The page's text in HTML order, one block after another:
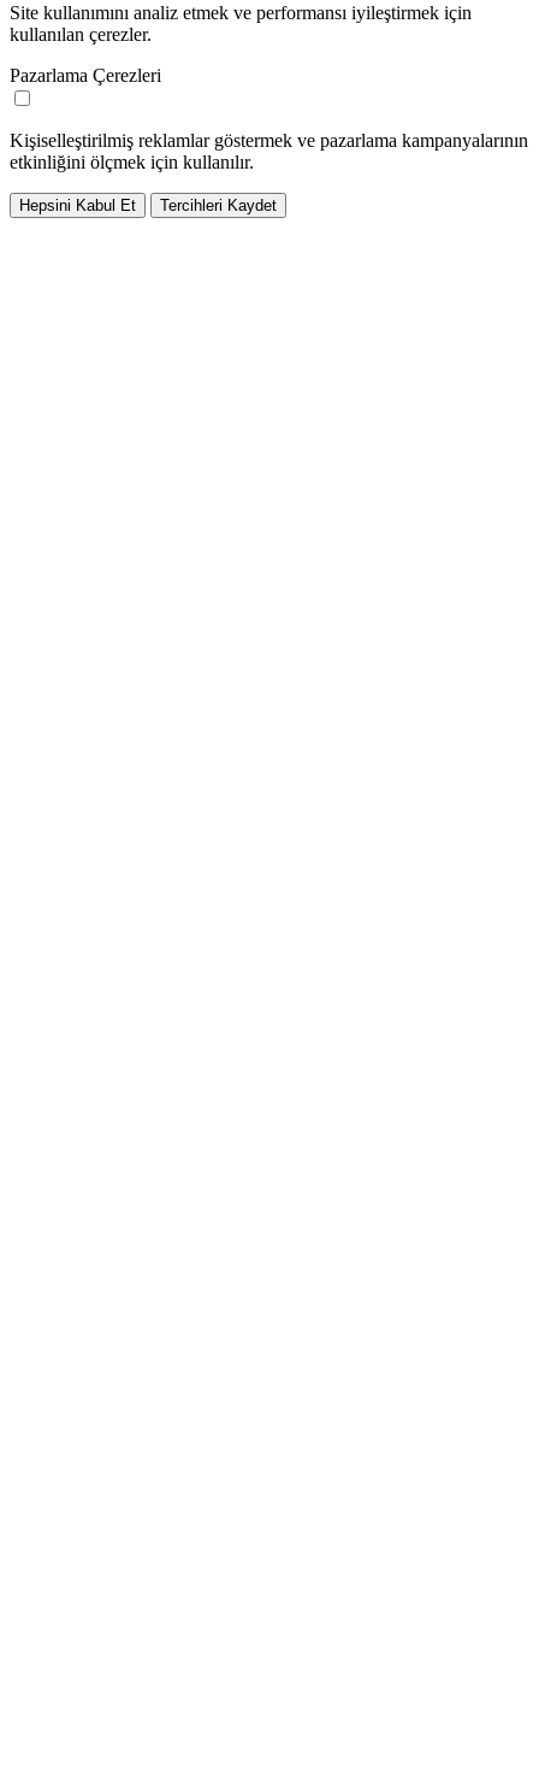
Site kullanımını analiz etmek ve performansı iyileştirmek için
kullanılan çerezler.
Pazarlama Çerezleri
Kişiselleştirilmiş reklamlar göstermek ve pazarlama kampanyalarının
etkinliğini ölçmek için kullanılır.
Hepsini Kabul Et Tercihleri Kaydet